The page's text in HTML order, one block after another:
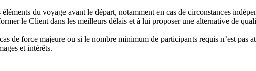
du voyage avant le départ, notamment en cas de circonstances
le Client dans les meilleurs délais et à lui proposer une alternative de
de force majeure ou si le nombre minimum de participants requis n’est pas
et intérêts.